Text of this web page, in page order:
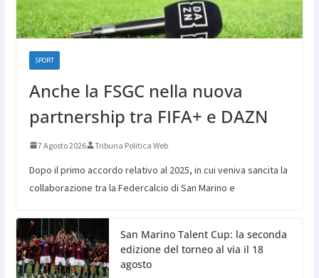
SPORT
Anche la FSGC nella nuova
partnership tra FIFA+ e DAZN
7 Agosto 2026 Tribuna Politica Web
Dopo il primo accordo relativo al 2025, in cui veniva sancita la
collaborazione tra la Federcalcio di San Marino e
San Marino Talent Cup: la seconda
edizione del torneo al via il 18
agosto